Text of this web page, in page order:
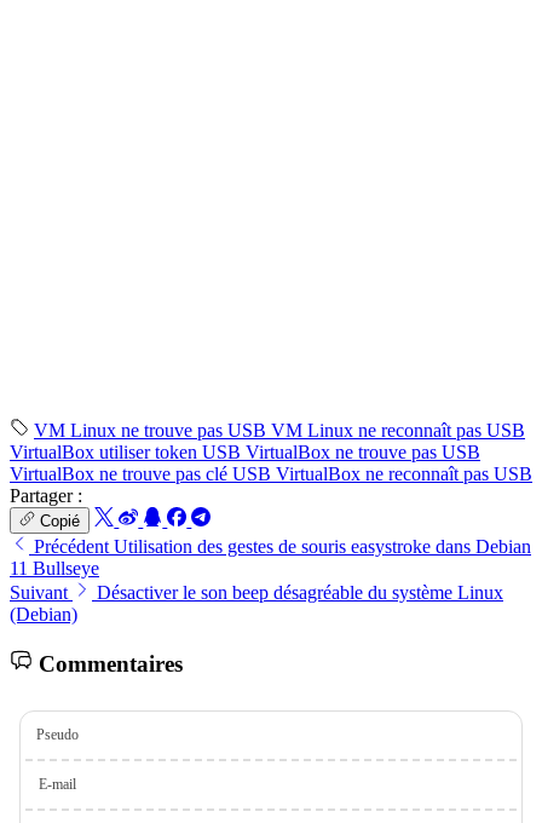
VM Linux ne trouve pas USB VM Linux ne reconnaît pas USB
VirtualBox utiliser token USB VirtualBox ne trouve pas USB
VirtualBox ne trouve pas clé USB VirtualBox ne reconnaît pas USB
Partager :
Copié
PrécédentUtilisation des gestes de souris easystroke dans Debian
11 Bullseye
Suivant
Désactiver le son beep désagréable du système Linux
(Debian)
Commentaires
Pseudo
E-mail